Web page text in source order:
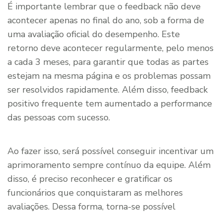
É importante lembrar que o feedback não deve
acontecer apenas no final do ano, sob a forma de
uma avaliação oficial do desempenho. Este
retorno deve acontecer regularmente, pelo menos
a cada 3 meses, para garantir que todas as partes
estejam na mesma página e os problemas possam
ser resolvidos rapidamente. Além disso, feedback
positivo frequente tem aumentado a performance
das pessoas com sucesso.
Ao fazer isso, será possível conseguir incentivar um
aprimoramento sempre contínuo da equipe. Além
disso, é preciso reconhecer e gratificar os
funcionários que conquistaram as melhores
avaliações. Dessa forma, torna-se possível